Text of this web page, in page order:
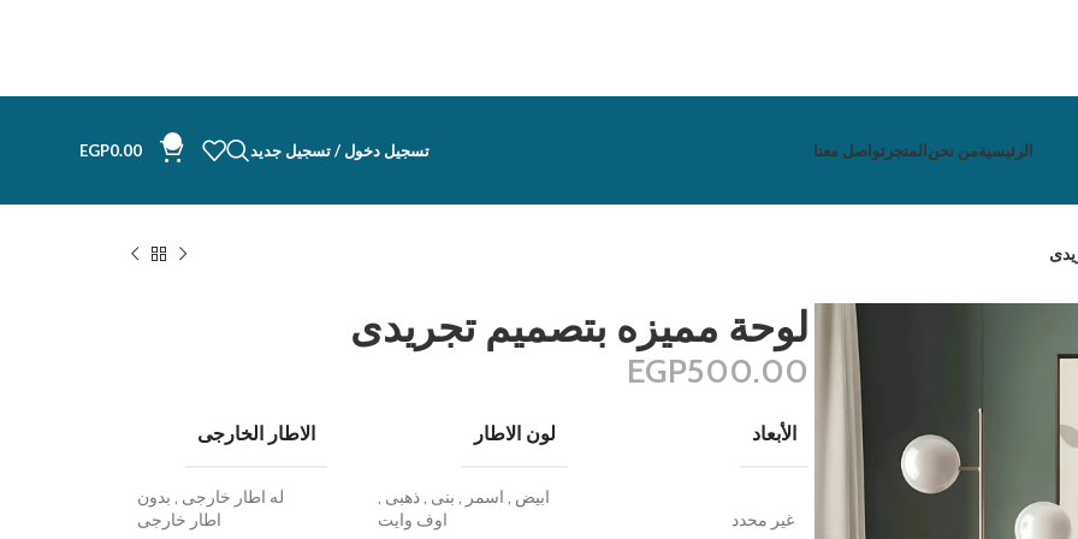
الرئيسيةمن نحنالمتجرتواصل معنا تسجيل دخول / تسجيل جديد EGP0.00
لوحة مميزه بتصميم تجريدى
EGP500.00
الأبعاد
غير محدد
لون الاطار
ابيض , اسمر , بنى ,ذهبى ,
اوف وايت
الاطار الخارجى
له اطار خارجى , بدون
اطار خارجى